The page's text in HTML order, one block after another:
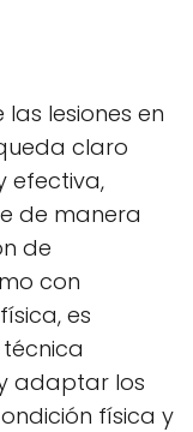
lesiones en
claro
efectiva,
de manera
de
con
es
adaptar los
física y